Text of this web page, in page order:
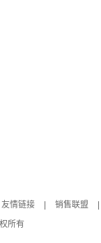
友情链接 销售联盟
所有